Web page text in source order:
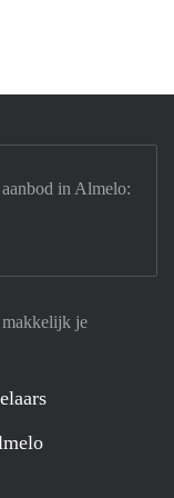
je
in Almelo: